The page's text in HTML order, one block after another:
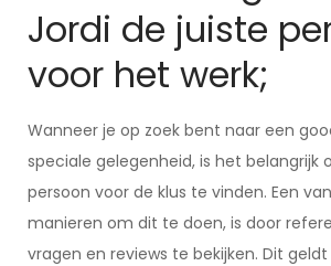
Jordi de juiste
voor het werk;
Wanneer je op zoek bent naar een
speciale gelegenheid, is het belangrijk
persoon voor de klus te vinden. Een
manieren om dit te doen, is door
vragen en reviews te bekijken. Dit